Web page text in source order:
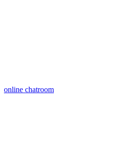
online chatroom